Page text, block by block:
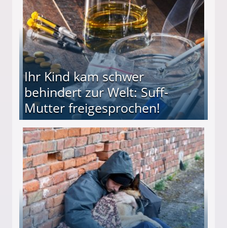
Ihr Kind kam schwer
behindert zur Welt: Suff-
Mutter freigesprochen!
Mutter freigesprochen!